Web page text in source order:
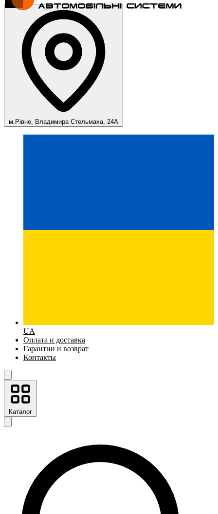
м.Рівне, Владимира Стельмаха, 24А
UA
Оплата и доставка
Гарантии и возврат
Контакты
Каталог